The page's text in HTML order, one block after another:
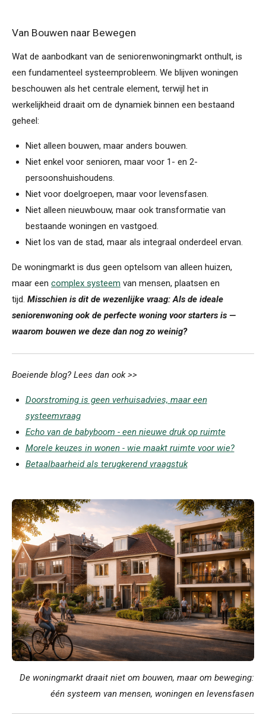
Van Bouwen naar Bewegen
Wat de aanbodkant van de seniorenwoningmarkt onthult, is
een fundamenteel systeemprobleem. We blijven woningen
beschouwen als het centrale element, terwijl het in
werkelijkheid draait om de dynamiek binnen een bestaand
geheel:
Niet alleen bouwen, maar anders bouwen.
Niet enkel voor senioren, maar voor 1- en 2-
persoonshuishoudens.
Niet voor doelgroepen, maar voor levensfasen.
Niet alleen nieuwbouw, maar ook transformatie van
bestaande woningen en vastgoed.
Niet los van de stad, maar als integraal onderdeel ervan.
De woningmarkt is dus geen optelsom van alleen huizen,
maar een complex systeem van mensen, plaatsen en
tijd. Misschien is dit de wezenlijke vraag: Als de ideale
seniorenwoning ook de perfecte woning voor starters is —
waarom bouwen we deze dan nog zo weinig?
Boeiende blog? Lees dan ook >>
Doorstroming is geen verhuisadvies, maar een
systeemvraag
Echo van de babyboom - een nieuwe druk op ruimte
Morele keuzes in wonen - wie maakt ruimte voor wie?
Betaalbaarheid als terugkerend vraagstuk
De woningmarkt draait niet om bouwen, maar om beweging:
één systeem van mensen, woningen en levensfasen